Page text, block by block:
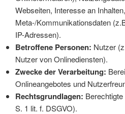
Webseiten, Interesse an
Meta-/Kommunikationsdaten
IP-Adressen).
Betroffene Personen: Nutzer
Nutzer von Onlinediensten).
Zwecke der Verarbeitung:
Onlineangebotes und
Rechtsgrundlagen:
S. 1 lit. f. DSGVO).